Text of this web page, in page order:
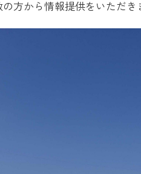
方から情報提供をいただき